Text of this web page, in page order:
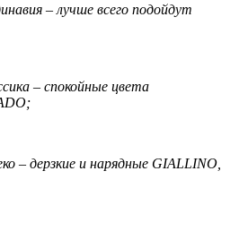
– лучше всего подойдут
– спокойные цвета
дерзкие и нарядные GIALLINO,